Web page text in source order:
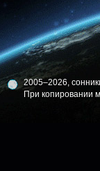
2005–2026,
При копировании